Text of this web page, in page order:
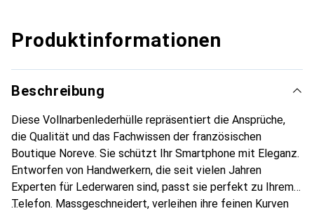
Produktinformationen
Beschreibung
Diese Vollnarbenlederhülle repräsentiert die Ansprüche,
die Qualität und das Fachwissen der französischen
Boutique Noreve. Sie schützt Ihr Smartphone mit Eleganz.
Entworfen von Handwerkern, die seit vielen Jahren
Experten für Lederwaren sind, passt sie perfekt zu Ihrem
Telefon. Massgeschneidert, verleihen ihre feinen Kurven